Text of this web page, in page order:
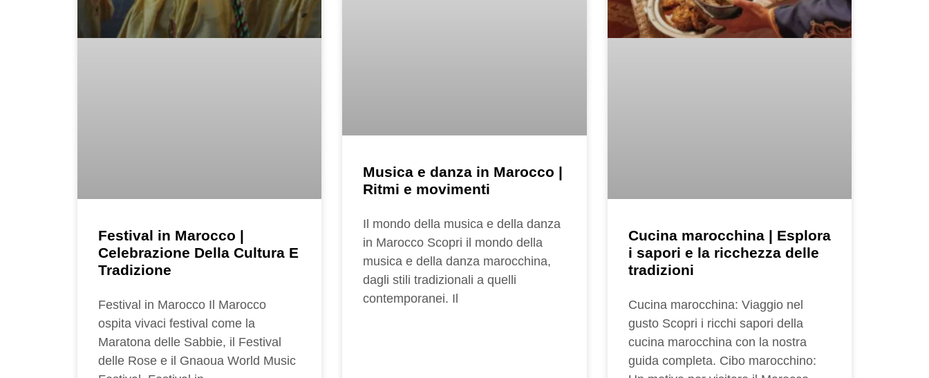
Festival in Marocco |
Celebrazione Della Cultura E
Tradizione
Festival in Marocco Il Marocco
ospita vivaci festival come la
Maratona delle Sabbie, il Festival
delle Rose e il Gnaoua World Music
Musica e danza in Marocco |
Ritmi e movimenti
Il mondo della musica e della danza
in Marocco Scopri il mondo della
musica e della danza marocchina,
dagli stili tradizionali a quelli
contemporanei. Il
Cucina marocchina | Esplora
i sapori e la ricchezza delle
tradizioni
Cucina marocchina: Viaggio nel
gusto Scopri i ricchi sapori della
cucina marocchina con la nostra
guida completa. Cibo marocchino: